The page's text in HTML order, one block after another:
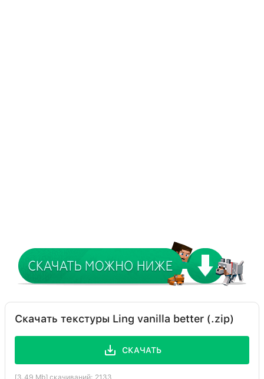
Скачать текстуры Ling vanilla better (.zip)
СКАЧАТЬ
[3.49 Mb] скачиваний: 2133